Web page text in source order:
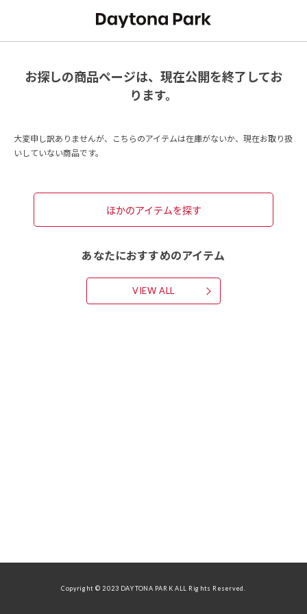
お探しの商品ページは、現在公開を終了してお
ります。
大変申し訳ありませんが、こちらのアイテムは在庫がないか、現在お取り扱
いしていない商品です。
ほかのアイテムを探す
あなたにおすすめのアイテム
VIEW ALL
Copyright © 2023 DAYTONA PARK ALL Rights Reserved.